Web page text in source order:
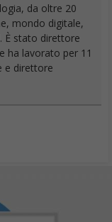
da oltre 20
mondo digitale,
È stato direttore
ha lavorato per 11
e direttore